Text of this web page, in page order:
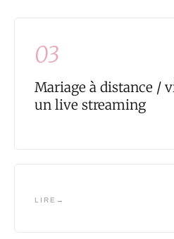
03
Mariage à distance /
un live streaming
LIRE